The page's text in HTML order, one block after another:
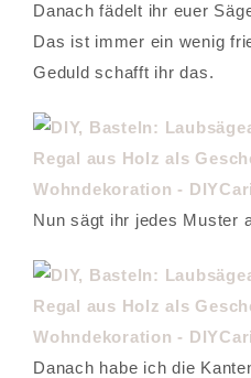
Danach fädelt ihr euer
Das ist immer ein wenig
Geduld schafft ihr das.
Nun sägt ihr jedes Muster
Danach habe ich die